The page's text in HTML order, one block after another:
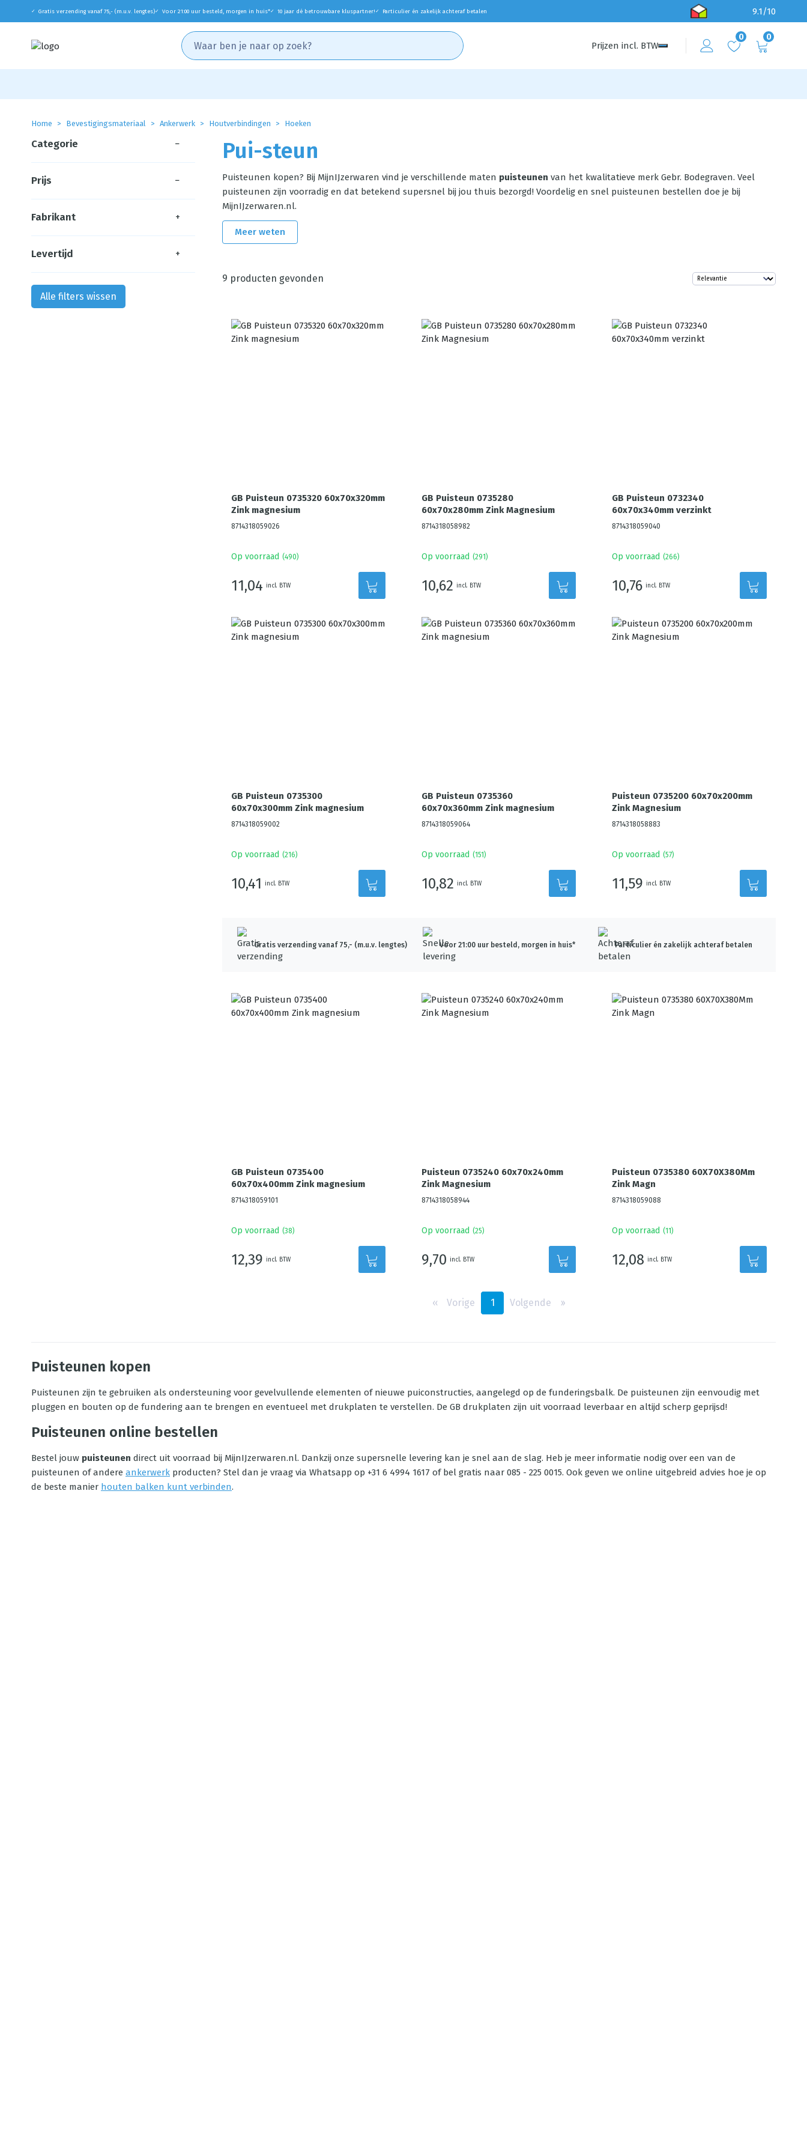
✓ Gratis verzending vanaf 75,- (m.u.v. lengtes)✓ Voor 21:00 uur besteld, morgen in huis*✓ 10 jaar dé betrouwbare kluspartner! ✓ Particulier én zakelijk achteraf betalen 9.1/10
Prijzen incl. BTW
0 0
Home Bevestigingsmateriaal Ankerwerk Houtverbindingen Hoeken
Pui-steun
Puisteunen kopen? Bij MijnIJzerwaren vind je verschillende maten puisteunen van het kwalitatieve merk Gebr. Bodegraven. Veel
puisteunen zijn voorradig en dat betekend supersnel bij jou thuis bezorgd! Voordelig en snel puisteunen bestellen doe je bij
MijnIJzerwaren.nl.
Meer weten
9 producten gevonden
GB Puisteun 0735320 60x70x320mm
Zink magnesium
8714318059026
Op voorraad (490)
11,04 incl. BTW
GB Puisteun 0735280
60x70x280mm Zink Magnesium
8714318058982
Op voorraad (291 )
10,62 incl. BTW
GB Puisteun 0732340
60x70x340mm verzinkt
8714318059040
Op voorraad (266)
10,76 incl. BTW
GB Puisteun 0735300
60x70x300mm Zink magnesium
8714318059002
Op voorraad (216)
10,41 incl. BTW
GB Puisteun 0735360
60x70x360mm Zink magnesium
8714318059064
Op voorraad (151 )
10,82 incl. BTW
Puisteun 0735200 60x70x200mm
Zink Magnesium
8714318058883
Op voorraad (57)
11,59 incl. BTW
Gratis verzending vanaf 75,- (m.u.v. lengtes) Voor 21:00 uur besteld, morgen in huis* Particulier én zakelijk achteraf betalen
GB Puisteun 0735400
60x70x400mm Zink magnesium
8714318059101
Op voorraad (38)
12,39 incl. BTW
Puisteun 0735240 60x70x240mm
Zink Magnesium
8714318058944
Op voorraad (25)
9,70 incl. BTW
Puisteun 0735380 60X70X380Mm
Zink Magn
8714318059088
Op voorraad (11 )
12,08 incl. BTW
‹‹ Vorige 1 Volgende ››
Categorie −
Prijs −
Fabrikant +
Levertijd +
Alle filters wissen
Puisteunen kopen
Puisteunen zijn te gebruiken als ondersteuning voor gevelvullende elementen of nieuwe puiconstructies, aangelegd op de funderingsbalk. De puisteunen zijn eenvoudig met
pluggen en bouten op de fundering aan te brengen en eventueel met drukplaten te verstellen. De GB drukplaten zijn uit voorraad leverbaar en altijd scherp geprijsd!
Puisteunen online bestellen
Bestel jouw puisteunen direct uit voorraad bij MijnIJzerwaren.nl. Dankzij onze supersnelle levering kan je snel aan de slag. Heb je meer informatie nodig over een van de
puisteunen of andere ankerwerk producten? Stel dan je vraag via Whatsapp op +31 6 4994 1617 of bel gratis naar 085 - 225 0015. Ook geven we online uitgebreid advies hoe je op
de beste manier houten balken kunt verbinden.